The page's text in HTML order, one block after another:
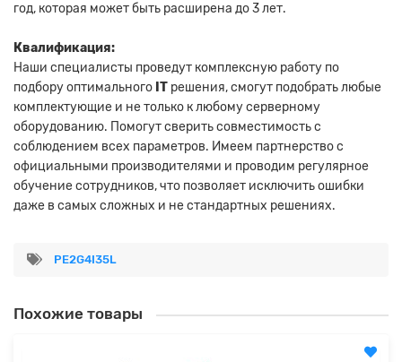
год, которая может быть расширена до 3 лет.
Квалификация:
Наши специалисты проведут комплексную работу по
подбору оптимального IT решения, смогут подобрать любые
комплектующие и не только к любому серверному
оборудованию. Помогут сверить совместимость с
соблюдением всех параметров. Имеем партнерство с
официальными производителями и проводим регулярное
обучение сотрудников, что позволяет исключить ошибки
даже в самых сложных и не стандартных решениях.
PE2G4I35L
Похожие товары